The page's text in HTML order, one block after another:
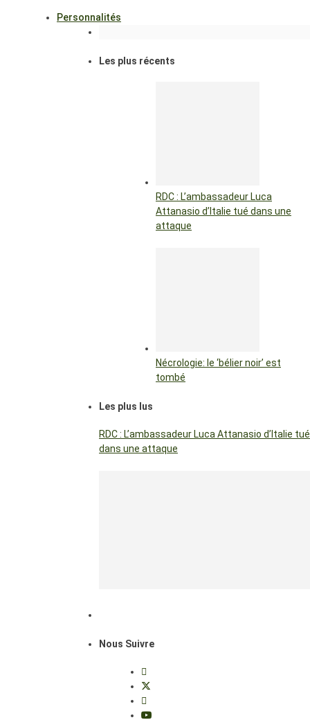
Personnalités
Les plus récents
RDC : L’ambassadeur Luca
Attanasio d’Italie tué dans une
attaque
Nécrologie: le ‘bélier noir’ est
tombé
Les plus lus
RDC : L’ambassadeur Luca Attanasio d’Italie tué
dans une attaque
Nous Suivre